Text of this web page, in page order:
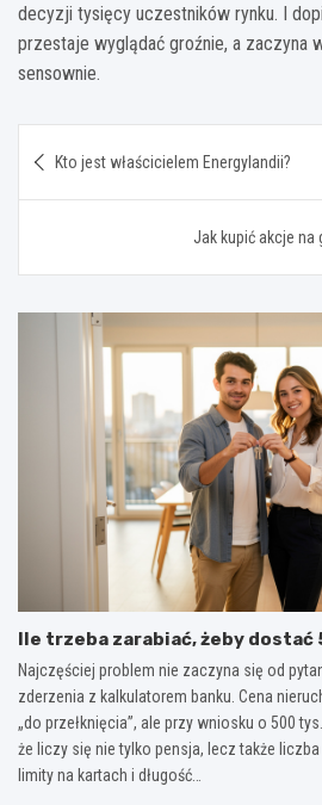
decyzji tysięcy uczestników rynku. I
przestaje wyglądać groźnie, a zaczyna
sensownie.
wpisu
Kto jest właścicielem Energylandii?
Jak kupić akcje na
Ile trzeba zarabiać, żeby
Najczęściej problem nie zaczyna się od
zderzenia z kalkulatorem banku. Cena
„do przełknięcia”, ale przy wniosku o 500
że liczy się nie tylko pensja, lecz także
limity na kartach i długość…